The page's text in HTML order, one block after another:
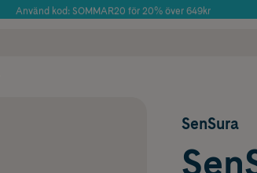
Använd kod: SOMMAR20 för 20% över 649kr
SenSura